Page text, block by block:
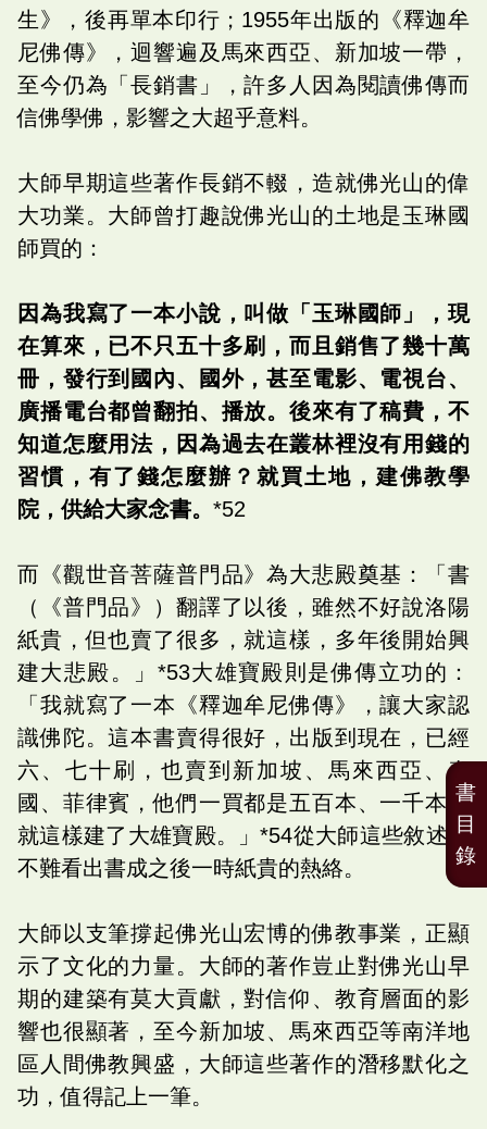
生》，後再單本印行；1955年出版的《釋迦牟
尼佛傳》，迴響遍及馬來西亞、新加坡一帶，
至今仍為「長銷書」，許多人因為閱讀佛傳而
信佛學佛，影響之大超乎意料。
大師早期這些著作長銷不輟，造就佛光山的偉
大功業。大師曾打趣說佛光山的土地是玉琳國
師買的：
因為我寫了一本小說，叫做「玉琳國師」，現
在算來，已不只五十多刷，而且銷售了幾十萬
冊，發行到國內、國外，甚至電影、電視台、
廣播電台都曾翻拍、播放。後來有了稿費，不
知道怎麼用法，因為過去在叢林裡沒有用錢的
習慣，有了錢怎麼辦？就買土地，建佛教學
院，供給大家念書。 *52
而《觀世音菩薩普門品》為大悲殿奠基：「書
（《普門品》）翻譯了以後，雖然不好說洛陽
紙貴，但也賣了很多，就這樣，多年後開始興
建大悲殿。」*53大雄寶殿則是佛傳立功的：
「我就寫了一本《釋迦牟尼佛傳》，讓大家認
識佛陀。這本書賣得很好，出版到現在，已經
六、七十刷，也賣到新加坡、馬來西亞、泰
國、菲律賓，他們一買都是五百本、一千本，
就這樣建了大雄寶殿。」*54從大師這些敘述，
不難看出書成之後一時紙貴的熱絡。
大師以支筆撐起佛光山宏博的佛教事業，正顯
示了文化的力量。大師的著作豈止對佛光山早
期的建築有莫大貢獻，對信仰、教育層面的影
響也很顯著，至今新加坡、馬來西亞等南洋地
區人間佛教興盛，大師這些著作的潛移默化之
功，值得記上一筆。
書
目
錄